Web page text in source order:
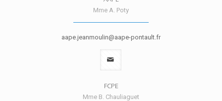
Mme A. Poty
aape.jeanmoulin@aape-pontault.fr
FCPE
Mme B. Chauliaguet